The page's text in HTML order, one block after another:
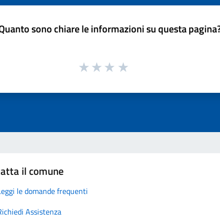
sono chiare le informazioni su questa
il comune
le domande frequenti
Assistenza